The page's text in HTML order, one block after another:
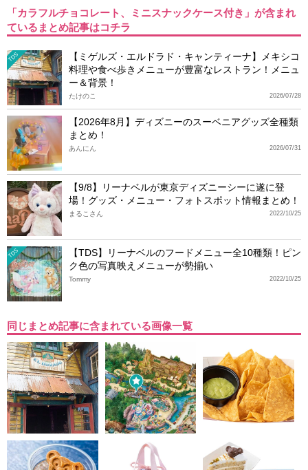
「カラフルチョコレート、ミニスナックケース付き」が含まれ
ているまとめ記事はコチラ
TDS
【ミゲルズ・エルドラド・キャンティーナ】メキシコ
料理や食べ歩きメニューが豊富なレストラン！メニュ
ー＆背景！
2026/07/28
たけのこ
【2026年8月】ディズニーのスーベニアグッズ全種類
まとめ！
2026/07/31
あんにん
【9/8】リーナベルが東京ディズニーシーに遂に登
場！グッズ・メニュー・フォトスポット情報まとめ！
2022/10/25
まるこさん
TDS
【TDS】リーナベルのフードメニュー全10種類！ピン
ク色の写真映えメニューが勢揃い
2022/10/25
Tommy
同じまとめ記事に含まれている画像一覧